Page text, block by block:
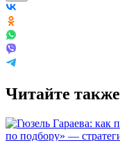
Читайте также